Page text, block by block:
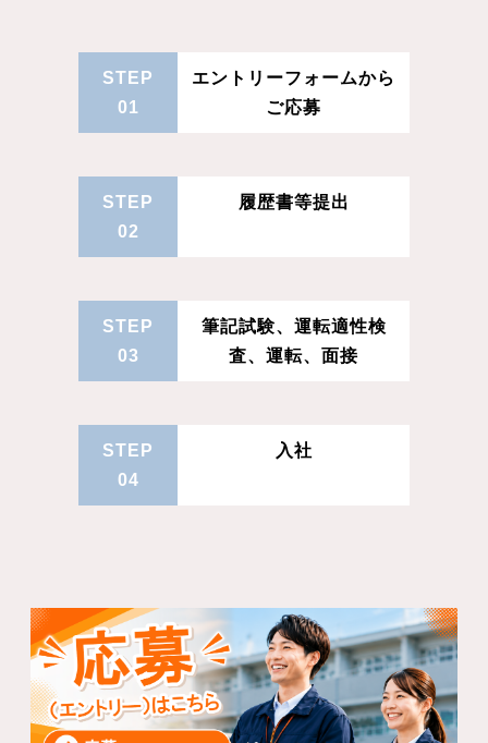
STEP
01
エントリーフォームから
ご応募
STEP
02
履歴書等提出
STEP
03
筆記試験、運転適性検
査、運転、面接
STEP
04
入社